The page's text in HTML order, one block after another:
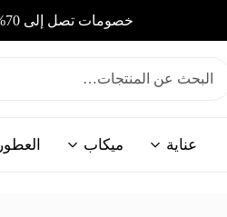
خصومات تصل إلى 70%!
عناية ميكاب العطور